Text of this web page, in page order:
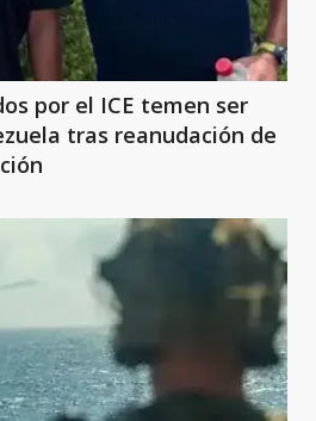
por el ICE temen ser
tras reanudación de